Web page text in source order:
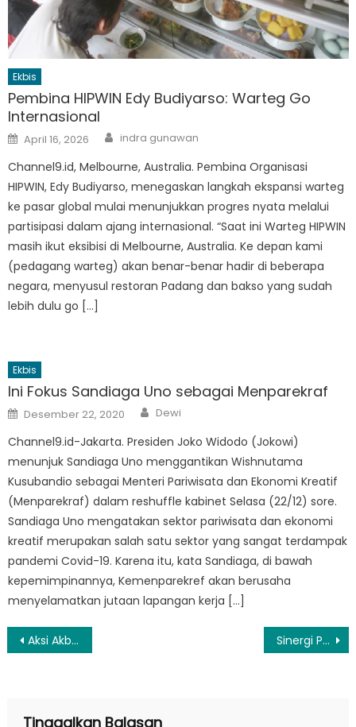
Ekbis
Pembina HIPWIN Edy Budiyarso: Warteg Go
Internasional
Posted
on
April 16, 2026 Author
indra gunawan
Channel9.id, Melbourne, Australia. Pembina Organisasi
HIPWIN, Edy Budiyarso, menegaskan langkah ekspansi warteg
ke pasar global mulai menunjukkan progres nyata melalui
partisipasi dalam ajang internasional. “Saat ini Warteg HIPWIN
masih ikut eksibisi di Melbourne, Australia. Ke depan kami
(pedagang warteg) akan benar-benar hadir di beberapa
negara, menyusul restoran Padang dan bakso yang sudah
lebih dulu go […]
Ekbis
Ini Fokus Sandiaga Uno sebagai Menparekraf
Posted
on
Desember 22, 2020 Author
Dewi
Channel9.id-Jakarta. Presiden Joko Widodo (Jokowi)
menunjuk Sandiaga Uno menggantikan Wishnutama
Kusubandio sebagai Menteri Pariwisata dan Ekonomi Kreatif
(Menparekraf) dalam reshuffle kabinet Selasa (22/12) sore.
Sandiaga Uno mengatakan sektor pariwisata dan ekonomi
kreatif merupakan salah satu sektor yang sangat terdampak
pandemi Covid-19. Karena itu, kata Sandiaga, di bawah
kepemimpinannya, Kemenparekref akan berusaha
menyelamatkan jutaan lapangan kerja […]
Navigasi
Aksi Akbar Ojol Hari Ini: Offbid Massal, Geruduk Istana hingga DPR Sinergi Pemerintah dan Swasta Serap Panen Kedelai Lokal
Tinggalkan Balasan